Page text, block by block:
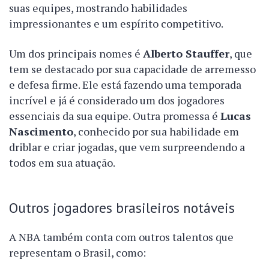
suas equipes, mostrando habilidades
impressionantes e um espírito competitivo.
Um dos principais nomes é Alberto Stauffer, que
tem se destacado por sua capacidade de arremesso
e defesa firme. Ele está fazendo uma temporada
incrível e já é considerado um dos jogadores
essenciais da sua equipe. Outra promessa é Lucas
Nascimento, conhecido por sua habilidade em
driblar e criar jogadas, que vem surpreendendo a
todos em sua atuação.
Outros jogadores brasileiros notáveis
A NBA também conta com outros talentos que
representam o Brasil, como: